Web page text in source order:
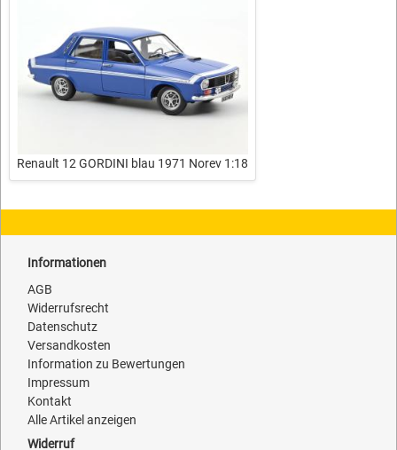
Renault 12 GORDINI blau 1971 Norev 1:18
Informationen
AGB
Widerrufsrecht
Datenschutz
Versandkosten
Information zu Bewertungen
Impressum
Kontakt
Alle Artikel anzeigen
Widerruf